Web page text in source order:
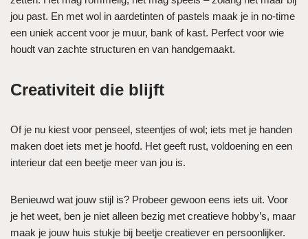
jou past. En met wol in aardetinten of pastels maak je in no-time
een uniek accent voor je muur, bank of kast. Perfect voor wie
houdt van zachte structuren en van handgemaakt.
Creativiteit die blijft
Of je nu kiest voor penseel, steentjes of wol; iets met je handen
maken doet iets met je hoofd. Het geeft rust, voldoening en een
interieur dat een beetje meer van jou is.
Benieuwd wat jouw stijl is? Probeer gewoon eens iets uit. Voor
je het weet, ben je niet alleen bezig met creatieve hobby’s, maar
maak je jouw huis stukje bij beetje creatiever en persoonlijker.